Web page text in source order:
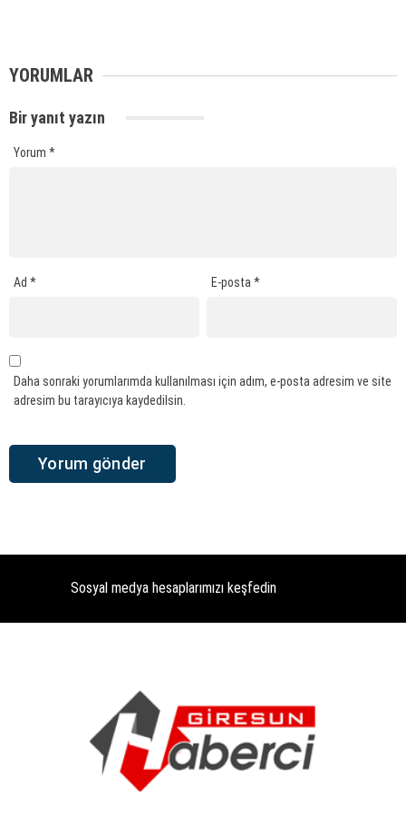
YORUMLAR
Bir yanıt yazın
Yorum *
Ad * E-posta*
Daha sonraki yorumlarımda kullanılması için adım, e-posta adresim ve site
adresim bu tarayıcıya kaydedilsin.
Sosyal medya hesaplarımızı keşfedin